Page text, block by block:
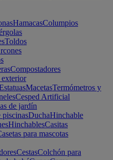
HamacasColumpios
Toldos
Compostadores
MacetasTermómetros y
Cesped Artificial
de jardín
DuchaHinchable
HinchablesCasitas
para mascotas
CestasColchón para